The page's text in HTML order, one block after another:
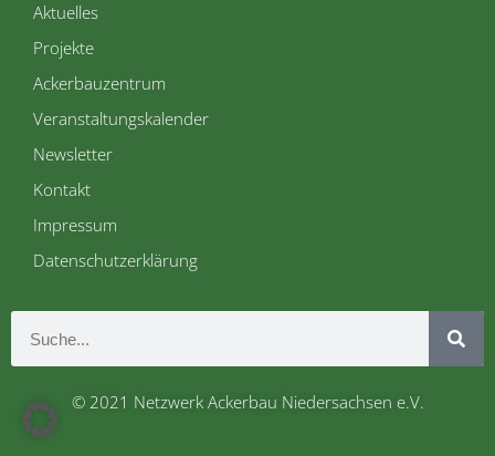
Aktuelles
Projekte
Ackerbauzentrum
Veranstaltungskalender
Newsletter
Kontakt
Impressum
Datenschutzerklärung
© 2021 Netzwerk Ackerbau Niedersachsen e.V.